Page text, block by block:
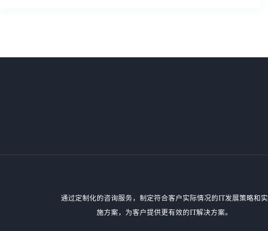
通过定制化的咨询服务，制定符合客户实际情况的IT发展策略和实
施方案，为客户提供更有效的IT解决方案。